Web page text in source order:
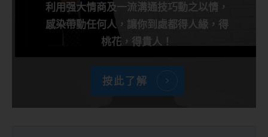
利用强大情商及一流溝通技巧動之以情，
感染帶動任何人，讓你到處都得人緣，得
桃花，得貴人！
按此了解